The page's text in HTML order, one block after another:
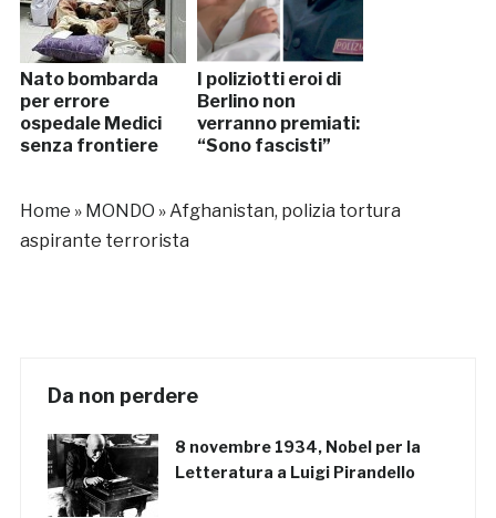
Nato bombarda
per errore
ospedale Medici
senza frontiere
I poliziotti eroi di
Berlino non
verranno premiati:
“Sono fascisti”
Home » MONDO »Afghanistan, polizia tortura
aspirante terrorista
Da non perdere
8 novembre 1934, Nobel per la
Letteratura a Luigi Pirandello